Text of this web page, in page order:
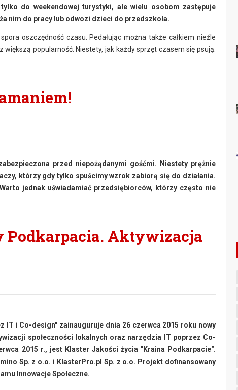
do weekendowej turystyki, ale wielu osobom zastępuje
nim do pracy lub odwozi dzieci do przedszkola.
oszczędność czasu. Pedałując można także całkiem nieźle
popularność. Niestety, jak każdy sprzęt czasem się psują.
przed niepożądanymi gośćmi. Niestety prężnie
którzy gdy tylko spuścimy wzrok zabiorą się do działania.
jednak uświadamiać przedsiębiorców, którzy często nie
Podkarpacia. Aktywizacja
IT i Co-design" zainauguruje dnia 26 czerwca 2015 roku nowy
społeczności lokalnych oraz narzędzia IT poprzez Co-
2015 r., jest Klaster Jakości życia "Kraina Podkarpacie".
Sp. z o.o. i KlasterPro.pl Sp. z o.o. Projekt dofinansowany
Innowacje Społeczne.